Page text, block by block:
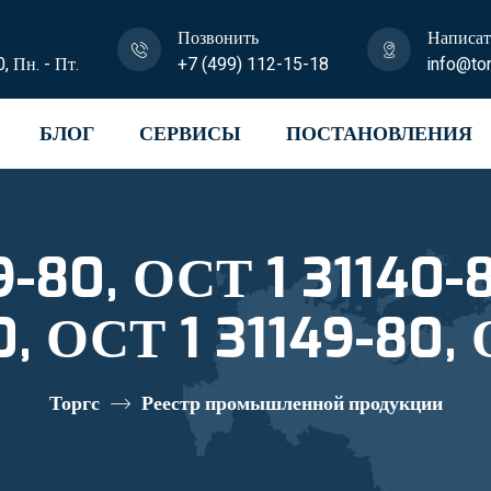
Пн. - Пт.
Позвонить
+7 (499) 112-15-18
БЛОГ СЕРВИСЫ ПОСТАНОВЛЕНИЯ
80, ОСТ 1 31140-
ОСТ 1 31149-80,
номер
Торгс Реестр промышленной продукции